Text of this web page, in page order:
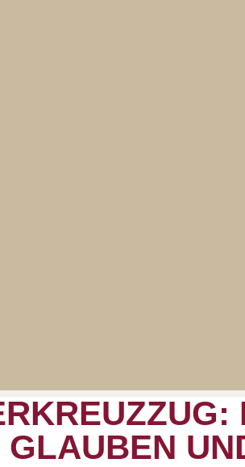
GLAUBEN